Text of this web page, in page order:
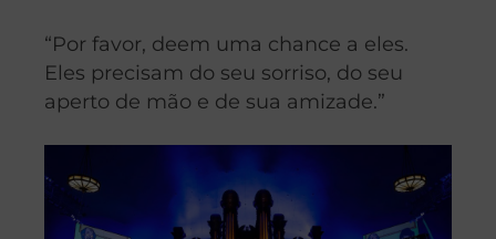
“Por favor, deem uma chance a eles.
Eles precisam do seu sorriso, do seu
aperto de mão e de sua amizade.”